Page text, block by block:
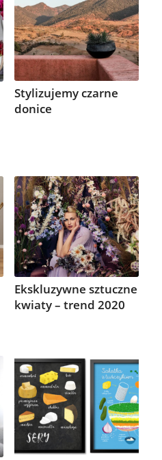
Stylizujemy czarne
donice
Ekskluzywne sztuczne
kwiaty – trend 2020